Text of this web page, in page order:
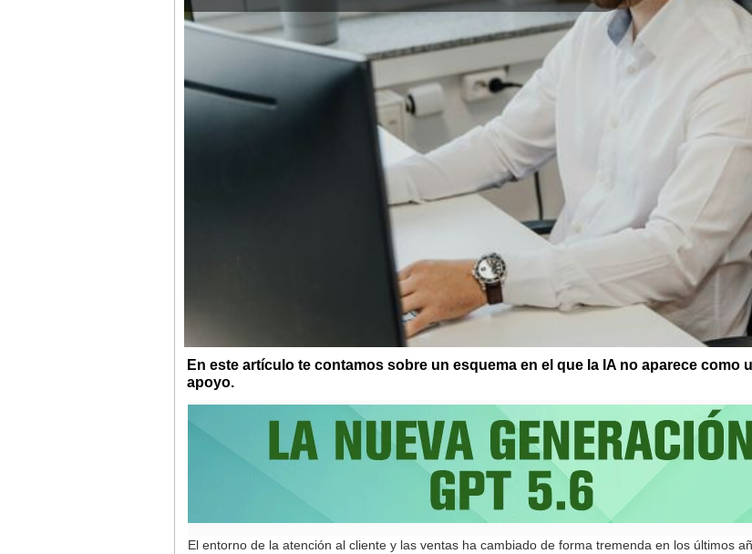
En este artículo te contamos sobre un esquema en el que la IA no aparece
apoyo.
El entorno de la atención al cliente y las ventas ha cambiado de forma tremenda en los últimos